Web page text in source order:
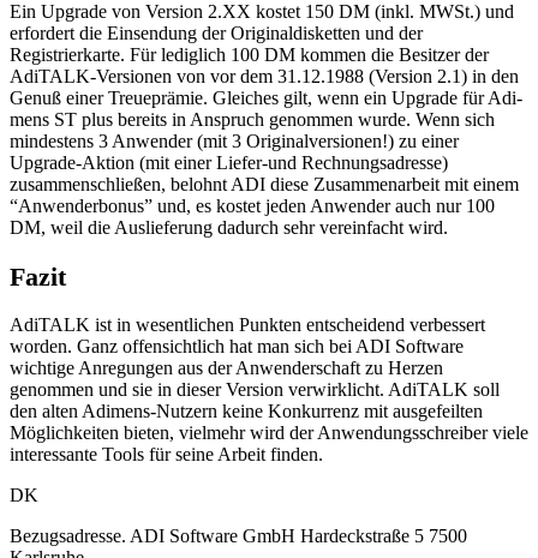
Ein Upgrade von Version 2.XX kostet 150 DM (inkl. MWSt.) und
erfordert die Einsendung der Originaldisketten und der
Registrierkarte. Für lediglich 100 DM kommen die Besitzer der
AdiTALK-Versionen von vor dem 31.12.1988 (Version 2.1) in den
Genuß einer Treueprämie. Gleiches gilt, wenn ein Upgrade für Adi-
mens ST plus bereits in Anspruch genommen wurde. Wenn sich
mindestens 3 Anwender (mit 3 Originalversionen!) zu einer
Upgrade-Aktion (mit einer Liefer-und Rechnungsadresse)
zusammenschließen, belohnt ADI diese Zusammenarbeit mit einem
“Anwenderbonus” und, es kostet jeden Anwender auch nur 100
DM, weil die Auslieferung dadurch sehr vereinfacht wird.
Fazit
AdiTALK ist in wesentlichen Punkten entscheidend verbessert
worden. Ganz offensichtlich hat man sich bei ADI Software
wichtige Anregungen aus der Anwenderschaft zu Herzen
genommen und sie in dieser Version verwirklicht. AdiTALK soll
den alten Adimens-Nutzern keine Konkurrenz mit ausgefeilten
Möglichkeiten bieten, vielmehr wird der Anwendungsschreiber viele
interessante Tools für seine Arbeit finden.
DK
Bezugsadresse. ADI Software GmbH Hardeckstraße 5 7500